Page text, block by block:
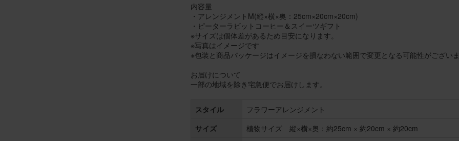
内容量
・アレンジメントM(縦×横×奥：25cm×20cm×20cm)
・ピーターラビットコーヒー＆スイーツギフト
※サイズは個体差があるため目安になります。
※写真はイメージです
※包装と商品パッケージはイメージを損なわない範囲で変更となる可能性がございま
お届けについて
一部の地域を除き宅急便でお届けします。
スタイル
フラワーアレンジメント
サイズ
植物サイズ 縦×横×奥：約25cm × 約20cm × 約20cm